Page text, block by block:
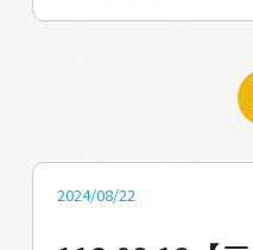
文健站x vuvu的手工藝品 #約迦店鋪 x
2024/08/22